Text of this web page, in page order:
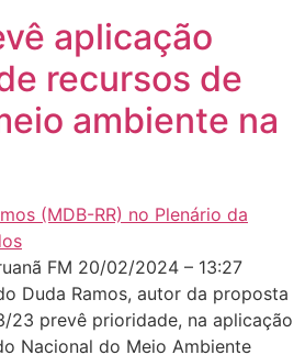
aplicação
recursos de
ambiente na
FM 20/02/2024 – 13:27
Duda Ramos, autor da proposta
23 prevê prioridade, na aplicação
Nacional do Meio Ambiente